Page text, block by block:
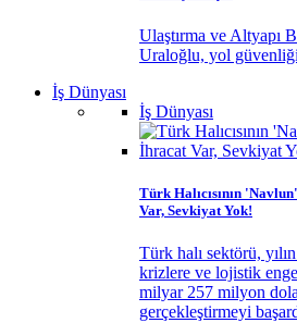
Ulaştırma ve Altyapı
Uraloğlu, yol
İş Dünyası
İş Dünyası
Türk Halıcısının
Var, Sevkiyat Yok!
Türk halı sektörü,
krizlere ve lojistik
milyar 257 milyon
gerçekleştirmeyi